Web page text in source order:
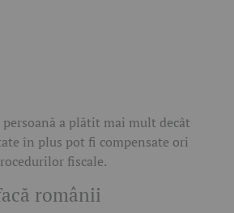
persoană a plătit mai mult decât
în plus pot fi compensate ori
fiscale.
românii